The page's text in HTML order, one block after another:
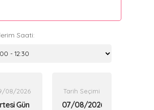
Saati:
08/2026
Gün
Tarih Seçimi